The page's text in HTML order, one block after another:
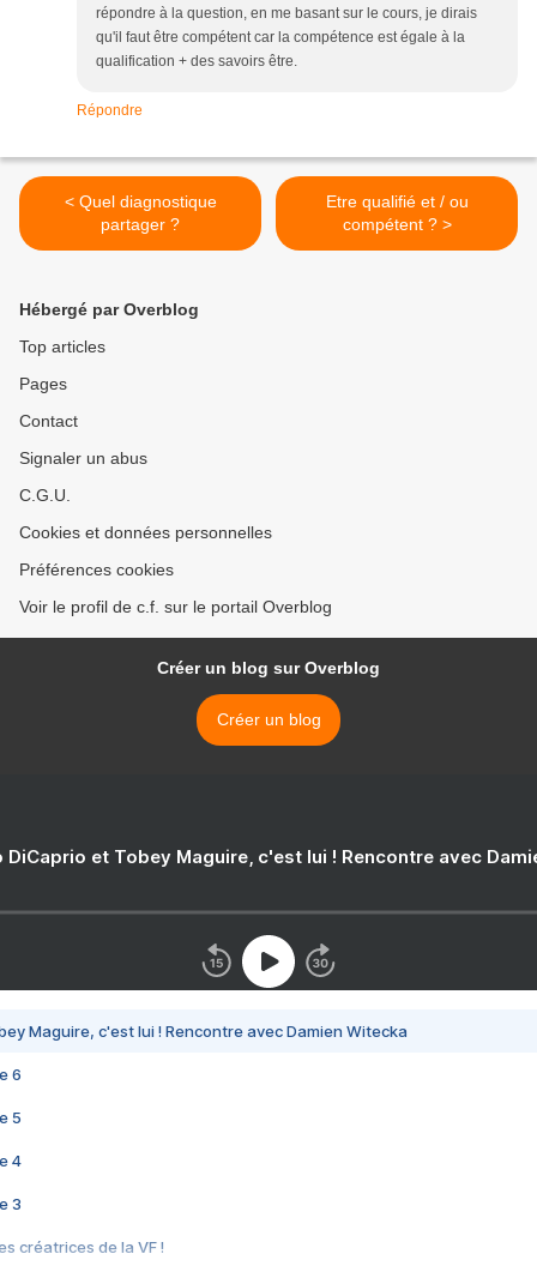
répondre à la question, en me basant sur le cours, je dirais
qu'il faut être compétent car la compétence est égale à la
qualification + des savoirs être.
Répondre
< Quel diagnostique
partager ?
Etre qualifié et / ou
compétent ? >
Hébergé par Overblog
Top articles
Pages
Contact
Signaler un abus
C.G.U.
Cookies et données personnelles
Préférences cookies
Voir le profil de c.f. sur le portail Overblog
Créer un blog sur Overblog
Créer un blog
DiCaprio et Tobey Maguire, c'est lui ! Rencontre avec
Maguire, c'est lui ! Rencontre avec Damien Witecka
6
5
4
3
créatrices de la VF !